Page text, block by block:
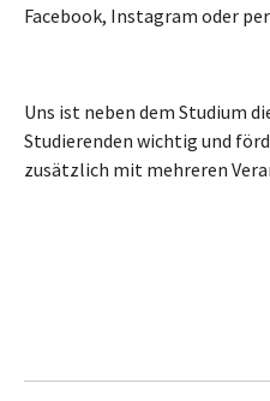
Facebook, Instagram oder
Uns ist neben dem Studium
Studierenden wichtig und
zusätzlich mit mehreren